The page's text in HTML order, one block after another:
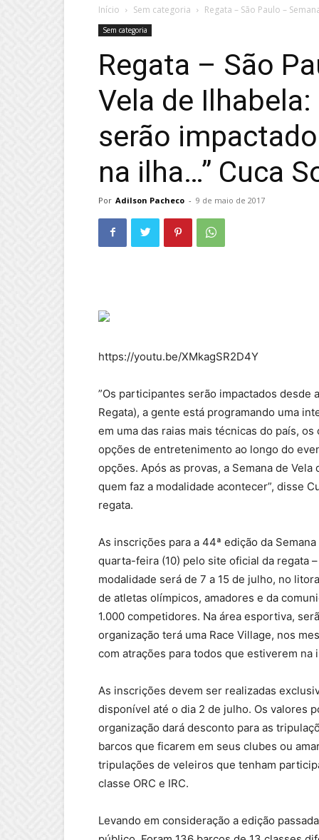
Início Sem categoria Regata – São Paulo –
Sem categoria
Regata – São
Vela de
serão
na ilha…” Cuca
Por Adilson Pacheco - 9 de maio de 2017
https://youtu.be/XMkagSR2D4Y
”Os participantes serão impactados desde
Regata), a gente está programando uma
em uma das raias mais técnicas do país,
opções de entretenimento ao longo do
opções. Após as provas, a Semana de
quem faz a modalidade acontecer”, disse
regata.
As inscrições para a 44ª edição da
quarta-feira (10) pelo site oficial da regata
modalidade será de 7 a 15 de julho, no
de atletas olímpicos, amadores e da
1.000 competidores. Na área esportiva,
organização terá uma Race Village, nos
com atrações para todos que estiverem na
As inscrições devem ser realizadas
disponível até o dia 2 de julho. Os valores
organização dará desconto para as
barcos que ficarem em seus clubes ou
tripulações de veleiros que tenham
classe ORC e IRC.
Levando em consideração a edição